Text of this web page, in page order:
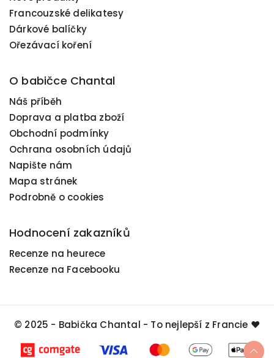
Francouzské delikatesy
Dárkové balíčky
Ořezávací koření
O babičce Chantal
Náš příběh
Doprava a platba zboží
Obchodní podmínky
Ochrana osobních údajů
Napište nám
Mapa stránek
Podrobně o cookies
Hodnocení zakazníků
Recenze na heurece
Recenze na Facebooku
© 2025 - Babička Chantal - To nejlepší z Francie ❤️